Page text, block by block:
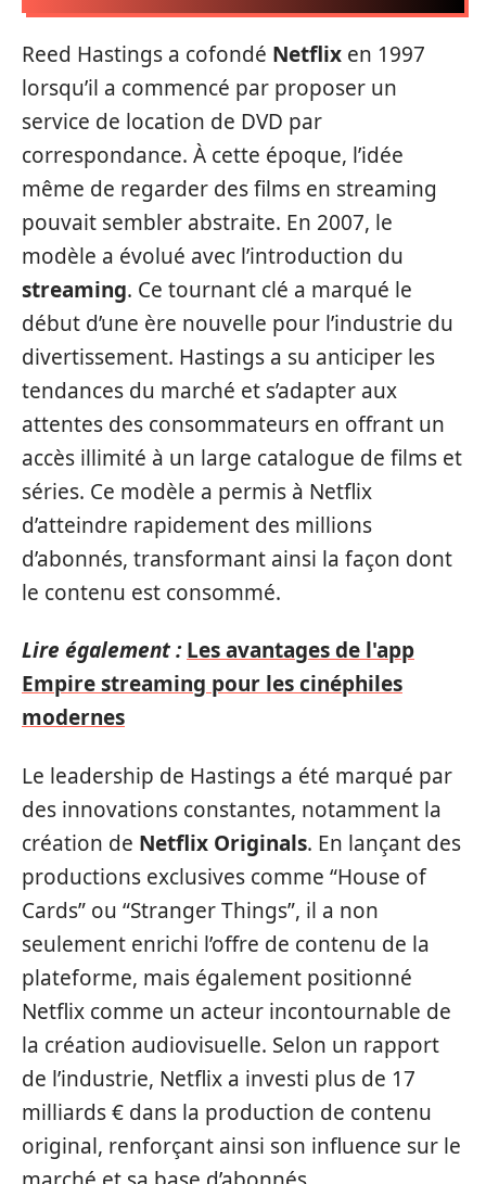
Reed Hastings a cofondé Netflix en 1997
lorsqu’il a commencé par proposer un
service de location de DVD par
correspondance. À cette époque, l’idée
même de regarder des films en streaming
pouvait sembler abstraite. En 2007, le
modèle a évolué avec l’introduction du
streaming. Ce tournant clé a marqué le
début d’une ère nouvelle pour l’industrie du
divertissement. Hastings a su anticiper les
tendances du marché et s’adapter aux
attentes des consommateurs en offrant un
accès illimité à un large catalogue de films et
séries. Ce modèle a permis à Netflix
d’atteindre rapidement des millions
d’abonnés, transformant ainsi la façon dont
le contenu est consommé.
Lire également : Les avantages de l'app
Empire streaming pour les cinéphiles
modernes
Le leadership de Hastings a été marqué par
des innovations constantes, notamment la
création de Netflix Originals. En lançant des
productions exclusives comme “House of
Cards” ou “Stranger Things”, il a non
seulement enrichi l’offre de contenu de la
plateforme, mais également positionné
Netflix comme un acteur incontournable de
la création audiovisuelle. Selon un rapport
de l’industrie, Netflix a investi plus de 17
milliards € dans la production de contenu
original, renforçant ainsi son influence sur le